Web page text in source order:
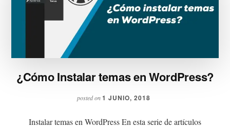
¿Cómo Instalar temas en WordPress?
posted on1 JUNIO, 2018
Instalar temas en WordPress En esta serie de artículos